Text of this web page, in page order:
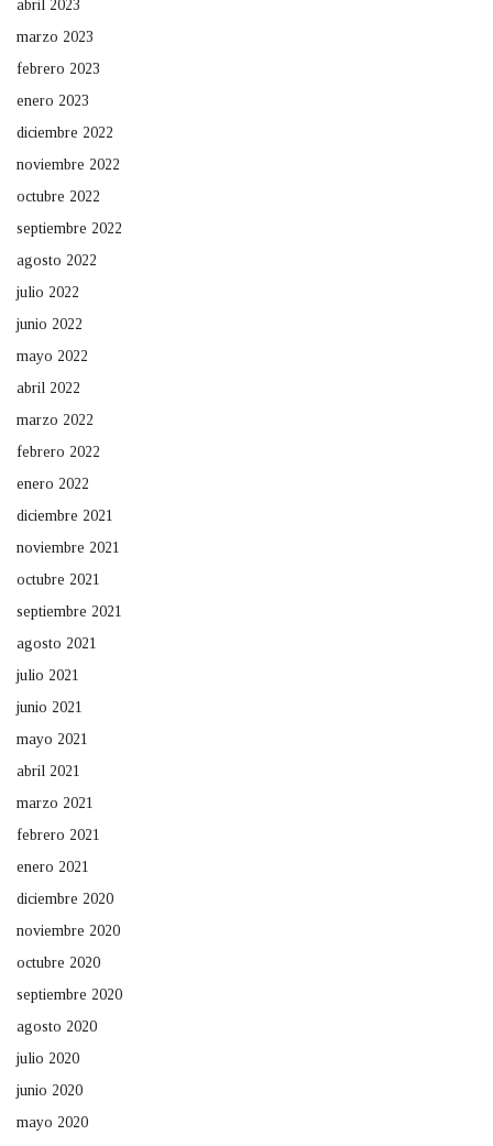
abril 2023
marzo 2023
febrero 2023
enero 2023
diciembre 2022
noviembre 2022
octubre 2022
septiembre 2022
agosto 2022
julio 2022
junio 2022
mayo 2022
abril 2022
marzo 2022
febrero 2022
enero 2022
diciembre 2021
noviembre 2021
octubre 2021
septiembre 2021
agosto 2021
julio 2021
junio 2021
mayo 2021
abril 2021
marzo 2021
febrero 2021
enero 2021
diciembre 2020
noviembre 2020
octubre 2020
septiembre 2020
agosto 2020
julio 2020
junio 2020
mayo 2020